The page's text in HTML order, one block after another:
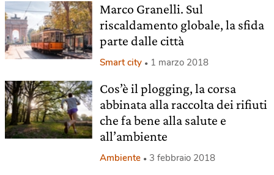
Marco Granelli. Sul
riscaldamento globale, la sfida
parte dalle città
Smart city 1 marzo 2018
Cos’è il plogging, la corsa
abbinata alla raccolta dei rifiuti
che fa bene alla salute e
all’ambiente
Ambiente 3 febbraio 2018